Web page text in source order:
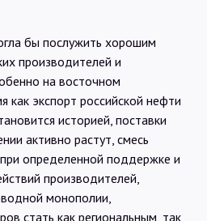
бы послужить хорошим
производителей и
на восточном
как экспорт российской нефти
историей, поставки
активно растут, смесь
определенной поддержке и
производителей,
монополии,
стать как региональным, так